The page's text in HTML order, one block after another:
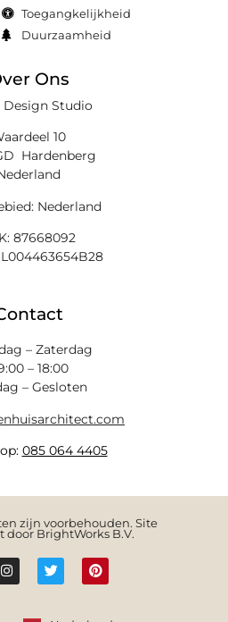
Toegangkelijkheid
Duurzaamheid
Ons
Studio
10
Hardenberg
Nederland
87668092
– Zaterdag
– 18:00
– Gesloten
085 064 4405
zijn voorbehouden. Site
BrightWorks B.V.